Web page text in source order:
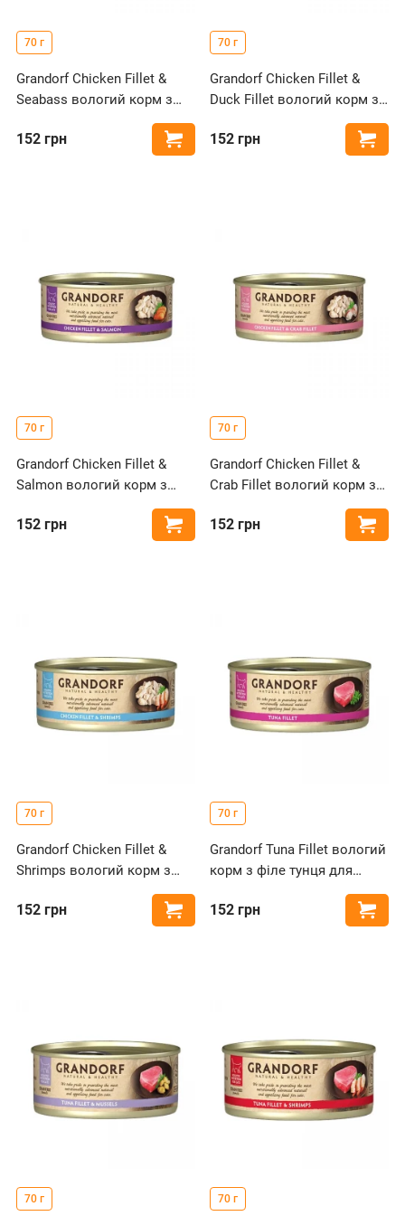
70 г
Grandorf Chicken Fillet &
Seabass вологий корм з
сібасом для котів
152 грн Купити
70 г
Grandorf Chicken Fillet &
Duck Fillet вологий корм з
качиним філе для котів
152 грн
70 г
Grandorf Chicken Fillet &
Salmon вологий корм з
лососем для котів
152 грн Купити
70 г
Grandorf Chicken Fillet &
Crab Fillet вологий корм з
курячою грудкою та крабом
для котів
152 грн
70 г
Grandorf Chicken Fillet &
Shrimps вологий корм з
креветками для котів
152 грн Купити
70 г
Grandorf Tuna Fillet вологий
корм з філе тунця для
152 грн
70 г 70 г